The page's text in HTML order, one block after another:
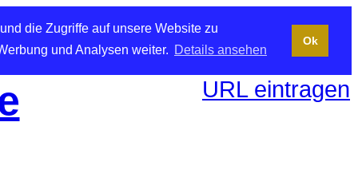
die Zugriffe auf unsere Website zu
und Analysen weiter. Details ansehen
Ok
URL eintragen